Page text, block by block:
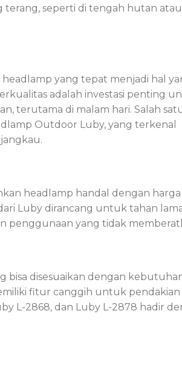
terang, seperti di tengah hutan atau
yang tepat menjadi hal
adalah investasi penting
terutama di malam hari. Salah
Outdoor Luby, yang terkenal
headlamp handal dengan harga
Luby dirancang untuk tahan
penggunaan yang tidak
bisa disesuaikan dengan
fitur canggih untuk pendakian
L-2868, dan Luby L-2878 hadir